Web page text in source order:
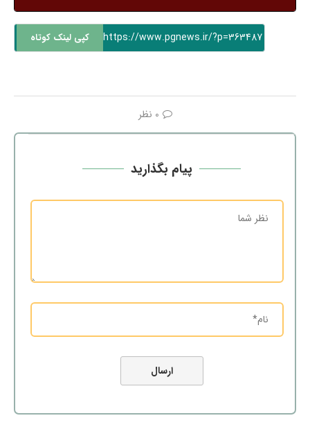
https://www.pgnews.ir/?p=363487 کپی لینک کوتاه
0 نظر
پیام بگذارید